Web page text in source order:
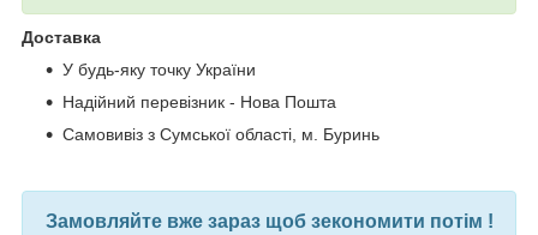
Доставка
У будь-яку точку України
Надійний перевізник - Нова Пошта
Самовивіз з Сумської області, м. Буринь
Замовляйте вже зараз щоб зекономити потім !